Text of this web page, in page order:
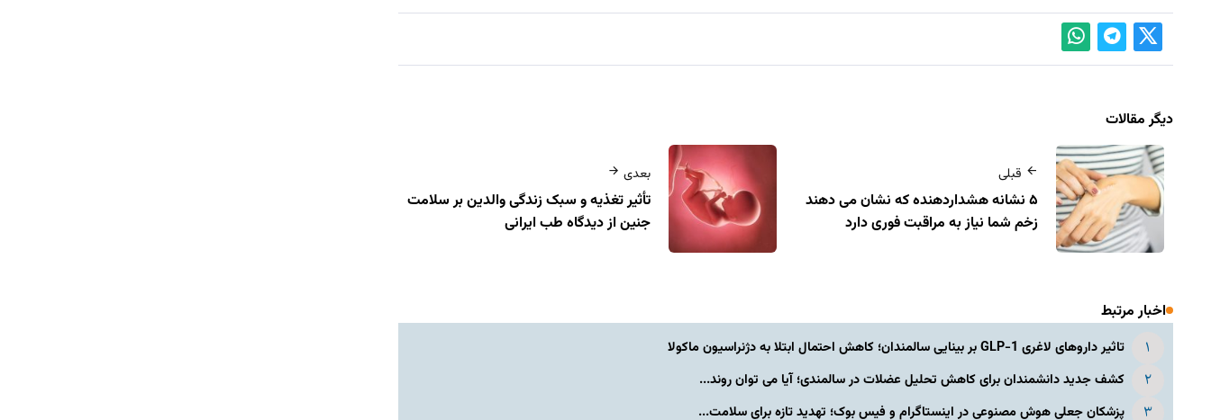
دیگر مقالات
قبلی
۵ نشانه هشداردهنده که نشان می‌ دهند
زخم شما نیاز به مراقبت فوری دارد
بعدی
تأثیر تغذیه و سبک زندگی والدین بر سلامت
جنین از دیدگاه طب ایرانی
اخبار مرتبط
تاثیر داروهای لاغری GLP-1 بر بینایی سالمندان؛ کاهش احتمال ابتلا به دژنراسیون ماکولا
کشف جدید دانشمندان برای کاهش تحلیل عضلات در سالمندی؛ آیا می توان روند...
پزشکان جعلی هوش مصنوعی در اینستاگرام و فیس بوک؛ تهدید تازه برای سلامت...